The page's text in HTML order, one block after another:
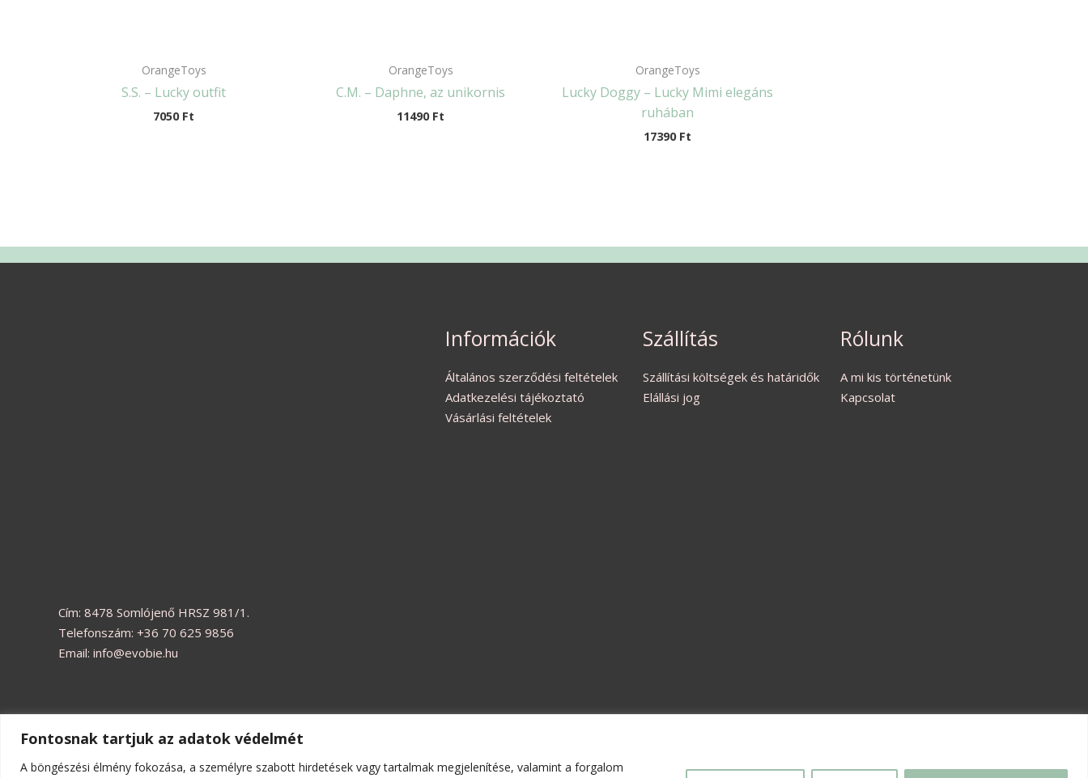
Fontosnak tartjuk az adatok védelmét
A böngészési élmény fokozása, a személyre szabott hirdetések vagy tartalmak megjelenítése, valamint a forgalom
OrangeToys
S.S. – Lucky outfit
7050 Ft
OrangeToys
C.M. – Daphne, az unikornis
11490 Ft
OrangeToys
Lucky Doggy – Lucky Mimi elegáns
ruhában
17390 Ft
Cím: 8478 Somlójenő HRSZ 981/1.
Telefonszám: +36 70 625 9856
Email: info@evobie.hu
Információk
Általános szerződési feltételek
Adatkezelési tájékoztató
Vásárlási feltételek
Szállítás
Szállítási költségek és határidők
Elállási jog
Rólunk
A mi kis történetünk
Kapcsolat